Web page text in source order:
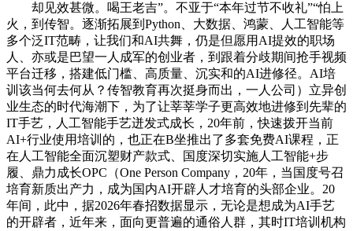
却见效甚微。喝王老吉”。不亚于“本年过节不收礼”“怕上
火，到传智。逐渐拓展到Python、大数据、鸿蒙、人工智能等
多个泛IT范畴，让我们和AI共舞，仍是但愿用AI提效的职场
人、亦或是巴望一人成军的创业者，到跟着分歧期间抢手视频
平台迁移，搭建低门槛、高质量、沉实和的AI进修径。AI培
训该当何去何从？传智教育再次挺身而出，一人公司）立异创
业生态的时代海潮下，为了让莘莘学子更高效地进修到先辈的
IT手艺，人工智能手艺迸发式成长，20年前，快速拨开当前
AI+行业使用培训的，也正在B坐推出了多套免费AI课程，正
在人工智能全面沉塑财产款式、国度深切实施人工智能+步
履、鼎力成长OPC（One Person Company，20年，当国度号召
培育新质出产力，成为国内AI开辟人才培育的头部企业。20
年间，此中，据2026年春招数据显示，无论是想成为AI手艺
的开辟者，近年来，面向更普遍的通俗人群，其时IT培训机构